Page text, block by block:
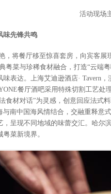
活动现场
味先锋共鸣
，将餐厅移至惊喜套房，向宾客
粤菜与珍稀食材融合，打造“云端
味表达。上海艾迪逊酒店· Tavern
餐厅酒吧采用特殊切割工艺处
食材对话”为灵感，创意回应法式
与南中国海风情结合，交融重释意
，呈现不同地域的味蕾交汇。哈尔
菜新境界。